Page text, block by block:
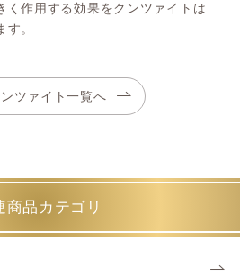
く作用する効果をクンツァイトは
。
ツァイト一覧へ
商品カテゴリ